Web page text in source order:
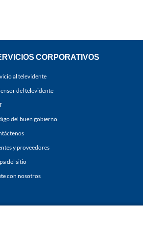
CORPORATIVOS
al televidente
del televidente
del buen gobierno
y proveedores
del sitio
con nosotros